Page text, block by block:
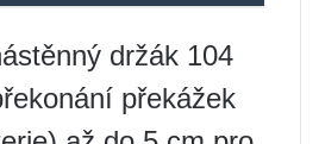
držák 104
překážek